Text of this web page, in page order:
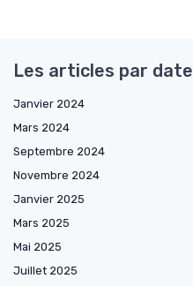
Les articles par date
Janvier 2024
Mars 2024
Septembre 2024
Novembre 2024
Janvier 2025
Mars 2025
Mai 2025
Juillet 2025